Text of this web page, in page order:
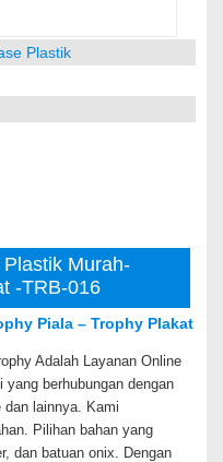
Plastik
Murah-
-TRB-016
Piala – Trophy Plakat
Adalah Layanan Online
berhubungan dengan
dan lainnya. Kami
Pilihan bahan yang
dan batuan onix. Dengan